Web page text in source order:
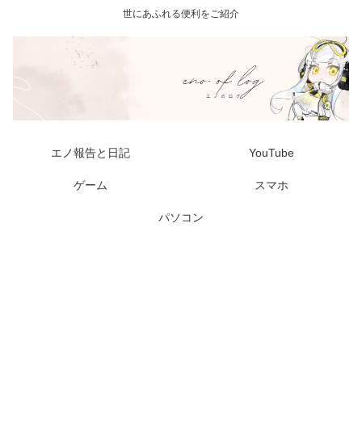
世にあふれる便利をご紹介
エノ報告と日記 YouTube
ゲーム スマホ
パソコン